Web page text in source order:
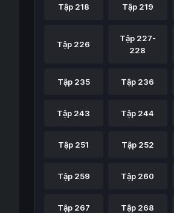
Tập 218 Tập 219
Tập 226
Tập 227-
228
Tập 235 Tập 236
Tập 243 Tập 244
Tập 251 Tập 252
Tập 259 Tập 260
Tập 267 Tập 268